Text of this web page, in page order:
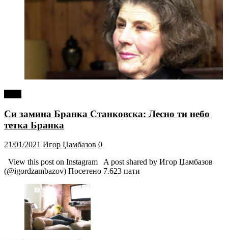
Си замина Бранка Станковска: Лесно ти небо
тетка Бранка
21/01/2021 Игор Џамбазов 0
View this post on Instagram A post shared by Игор Џамбазов
(@igordzambazov) Посетено 7.623 пати